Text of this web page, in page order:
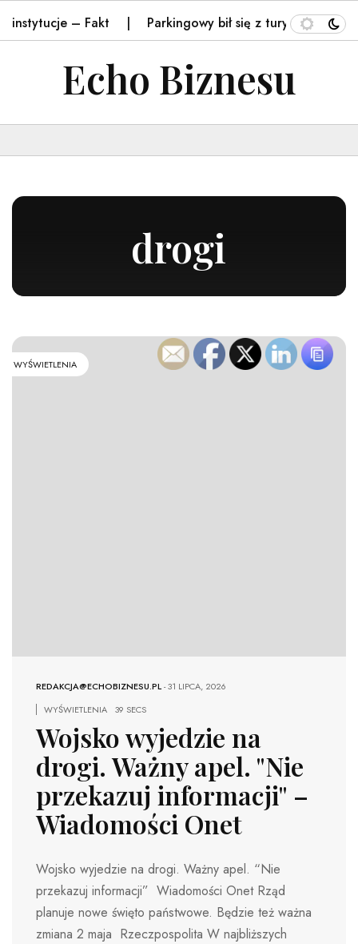
– Fakt Parkingowy bił się z turystą. Obok wózek
Echo Biznesu
drogi
WYŚWIETLENIA
REDAKCJA@ECHOBIZNESU.PL-31 LIPCA, 2026
WYŚWIETLENIA
39 SECS
Wojsko wyjedzie na
drogi. Ważny apel. "Nie
przekazuj informacji" –
Wiadomości Onet
Wojsko wyjedzie na drogi. Ważny apel. “Nie
przekazuj informacji” Wiadomości Onet Rząd
planuje nowe święto państwowe. Będzie też ważna
zmiana 2 maja Rzeczpospolita W najbliższych